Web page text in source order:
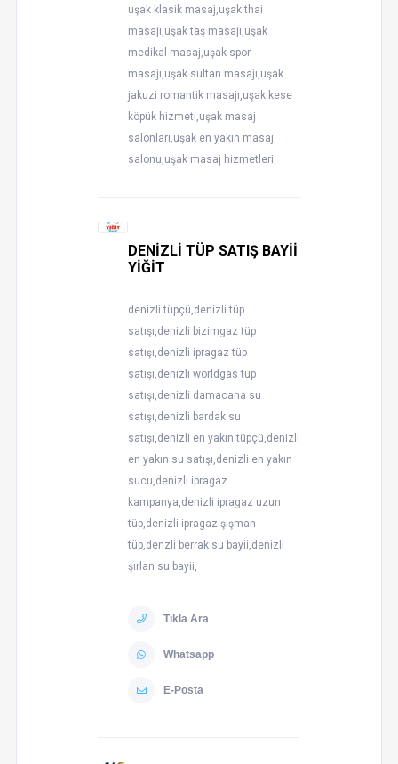
uşak klasik masaj,uşak thai
masajı,uşak taş masajı,uşak
medikal masaj,uşak spor
masajı,uşak sultan masajı,uşak
jakuzi romantik masajı,uşak kese
köpük hizmeti,uşak masaj
salonları,uşak en yakın masaj
salonu,uşak masaj hizmetleri
DENİZLİ TÜP SATIŞ BAYİİ
YİĞİT
denizli tüpçü,denizli tüp
satışı,denizli bizimgaz tüp
satışı,denizli ipragaz tüp
satışı,denizli worldgas tüp
satışı,denizli damacana su
satışı,denizli bardak su
satışı,denizli en yakın tüpçü,denizli
en yakın su satışı,denizli en yakın
sucu,denizli ipragaz
kampanya,denizli ipragaz uzun
tüp,denizli ipragaz şişman
tüp,denzli berrak su bayii,denizli
şırlan su bayii,
Tıkla Ara
Whatsapp
E-Posta